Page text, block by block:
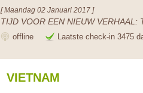
[ Maandag 02 Januari 2017 ]
TIJD VOOR EEN NIEUW VERHAAL:
offline Laatste check-in 3475
VIETNAM